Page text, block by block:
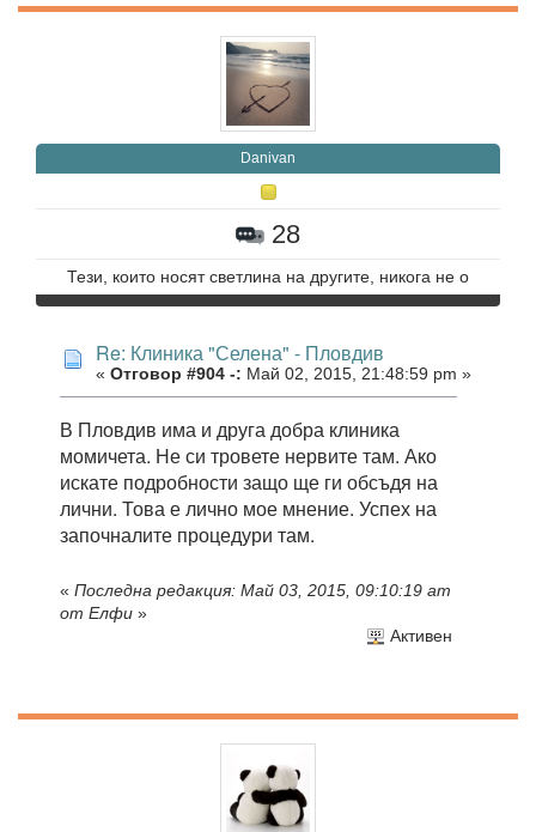
Danivan
28
Тези, които носят светлина на другите, никога не о
Re: Клиника "Селена" - Пловдив
« Отговор #904 -: Май 02, 2015, 21:48:59 pm »
В Пловдив има и друга добра клиника
момичета. Не си тровете нервите там. Ако
искате подробности защо ще ги обсъдя на
лични. Това е лично мое мнение. Успех на
започналите процедури там.
« Последна редакция: Май 03, 2015, 09:10:19 am
от Елфи »
Активен